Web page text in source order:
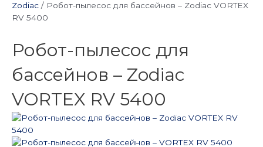
Zodiac / Робот-пылесос для бассейнов – Zodiac VORTEX
RV 5400
Робот-пылесос для
бассейнов – Zodiac
VORTEX RV 5400